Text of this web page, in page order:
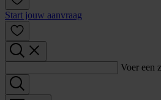
Start jouw aanvraag
Voer een